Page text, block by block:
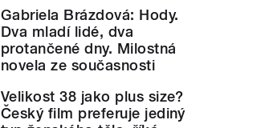
Gabriela Brázdová: Hody.
Dva mladí lidé, dva
protančené dny. Milostná
novela ze současnosti
Velikost 38 jako plus size?
Český film preferuje jediný